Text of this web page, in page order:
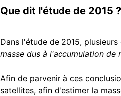
Que dit l'étude de 2015 ?
Dans l'étude de 2015,
masse dus à l'accumulation de
Afin de parvenir à ces
satellites, afin d'estimer la